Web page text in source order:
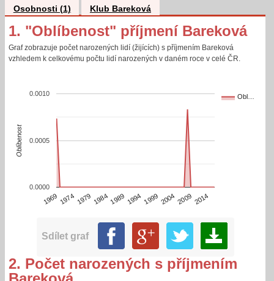
Osobnosti (1)
Klub Bareková
1. "Oblíbenost" příjmení Bareková
Graf zobrazuje počet narozených lidí (žijících) s příjmením Bareková
vzhledem k celkovému počtu lidí narozených v daném roce v celé ČR.
Obl…
1969 1974 1979 1984 1989 1994 1999 2004 2009 2014
0.0000
0.0005
0.0010
Oblíbenost
Sdílet graf
2. Počet narozených s příjmením